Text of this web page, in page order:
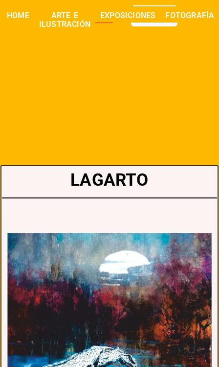
HOME
ARTE E
ILUSTRACIÓN
EXPOSICIONES FOTOGRAFÍA
buscar 0,00
LAGARTO